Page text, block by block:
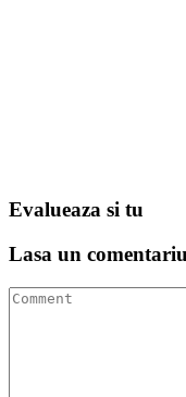
Evalueaza si tu
Lasa un comentariu